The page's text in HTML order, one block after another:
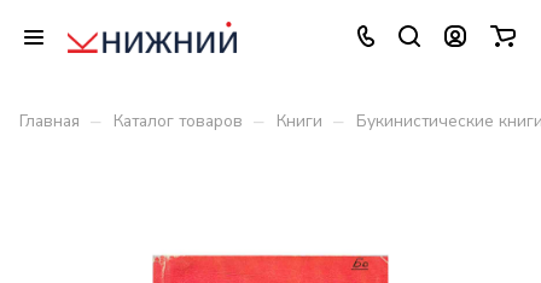
Главная – Каталог товаров – Книги – Букинистические